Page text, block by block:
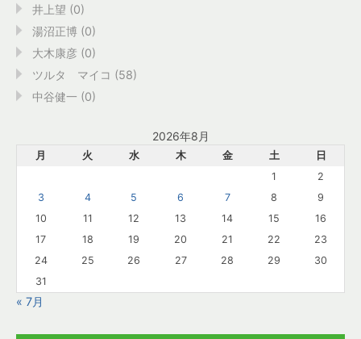
井上望 (0)
湯沼正博 (0)
大木康彦 (0)
ツルタ マイコ (58)
中谷健一 (0)
2026年8月
月 火 水 木 金 土
日
1
2
3
4 5 6 7 8
9
10
11 12 13 14 15
16
17
18 19 20 21 22
23
24
25 26 27 28 29
30
31
« 7月